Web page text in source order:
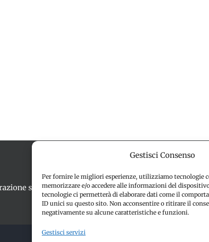
Gestisci Consenso
Per fornire le migliori esperienze, utilizziamo tecnologie
memorizzare e/o accedere alle informazioni del
tecnologie ci permetterà di elaborare dati come il
ID unici su questo sito. Non acconsentire o ritirare il
negativamente su alcune caratteristiche e funzioni.
Gestisci servizi
sulla Privacy (UE) Disconoscimento